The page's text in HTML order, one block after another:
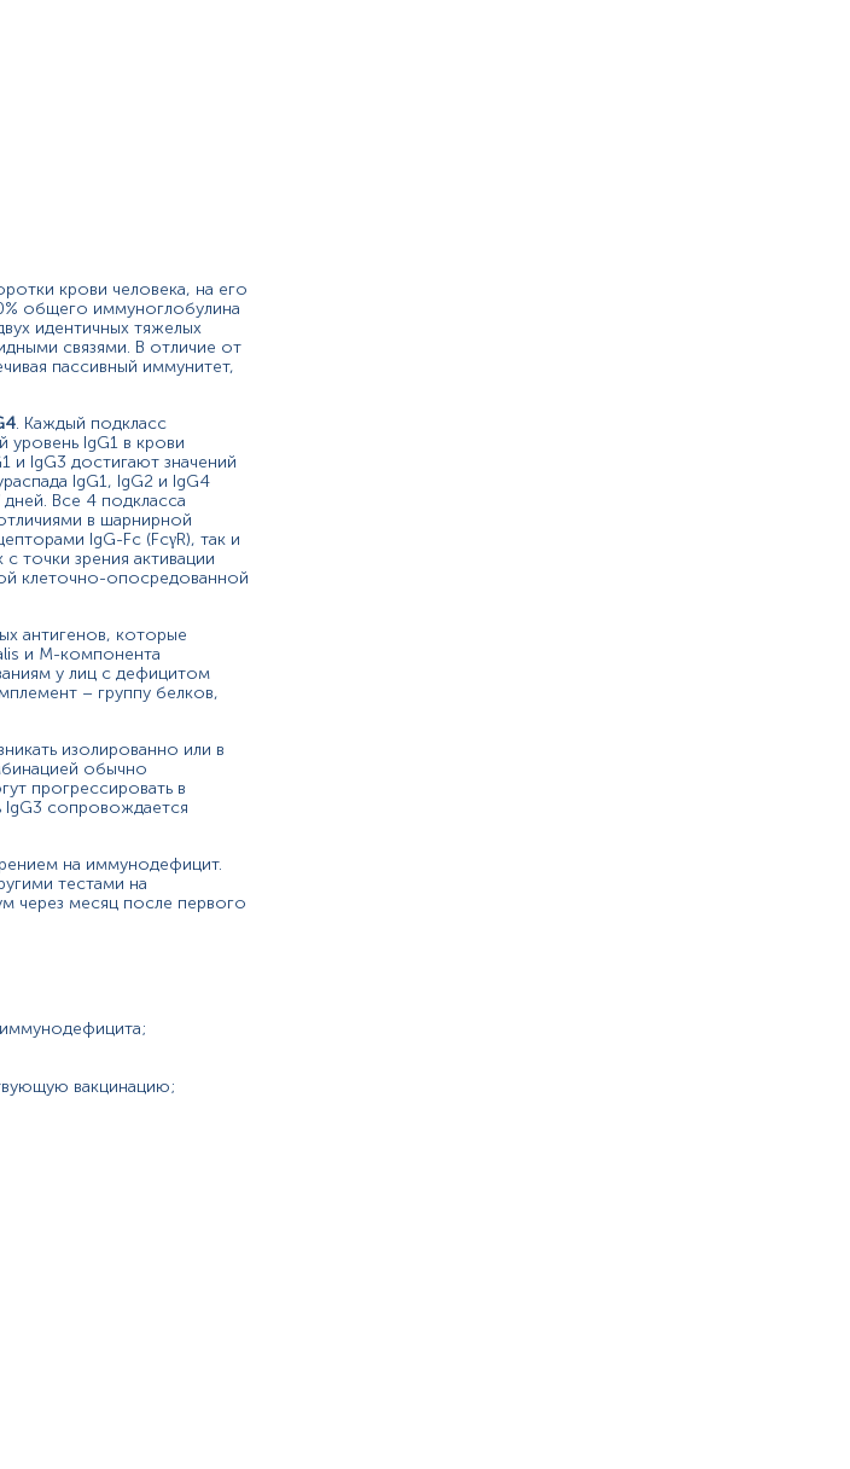
на иммунодефицит. Сначала следует провести количественное определение IgG, IgA и
подтвержден как минимум через месяц после первого измерения.
вакцинацию;
с изменением тест-систем.
крови человека, на его
общего иммуноглобулина
идентичных тяжелых
связями. В отличие от
пассивный иммунитет,
. Каждый подкласс
уровень IgG1 в крови
и IgG3 достигают значений
IgG1, IgG2 и IgG4
Все 4 подкласса
в шарнирной
IgG-Fc (FcγR), так и
точки зрения активации
клеточно-опосредованной
антигенов, которые
и М-компонента
у лиц с дефицитом
– группу белков,
изолированно или в
обычно
прогрессировать в
IgG3 сопровождается
на иммунодефицит.
тестами на
через месяц после первого
вакцинацию;